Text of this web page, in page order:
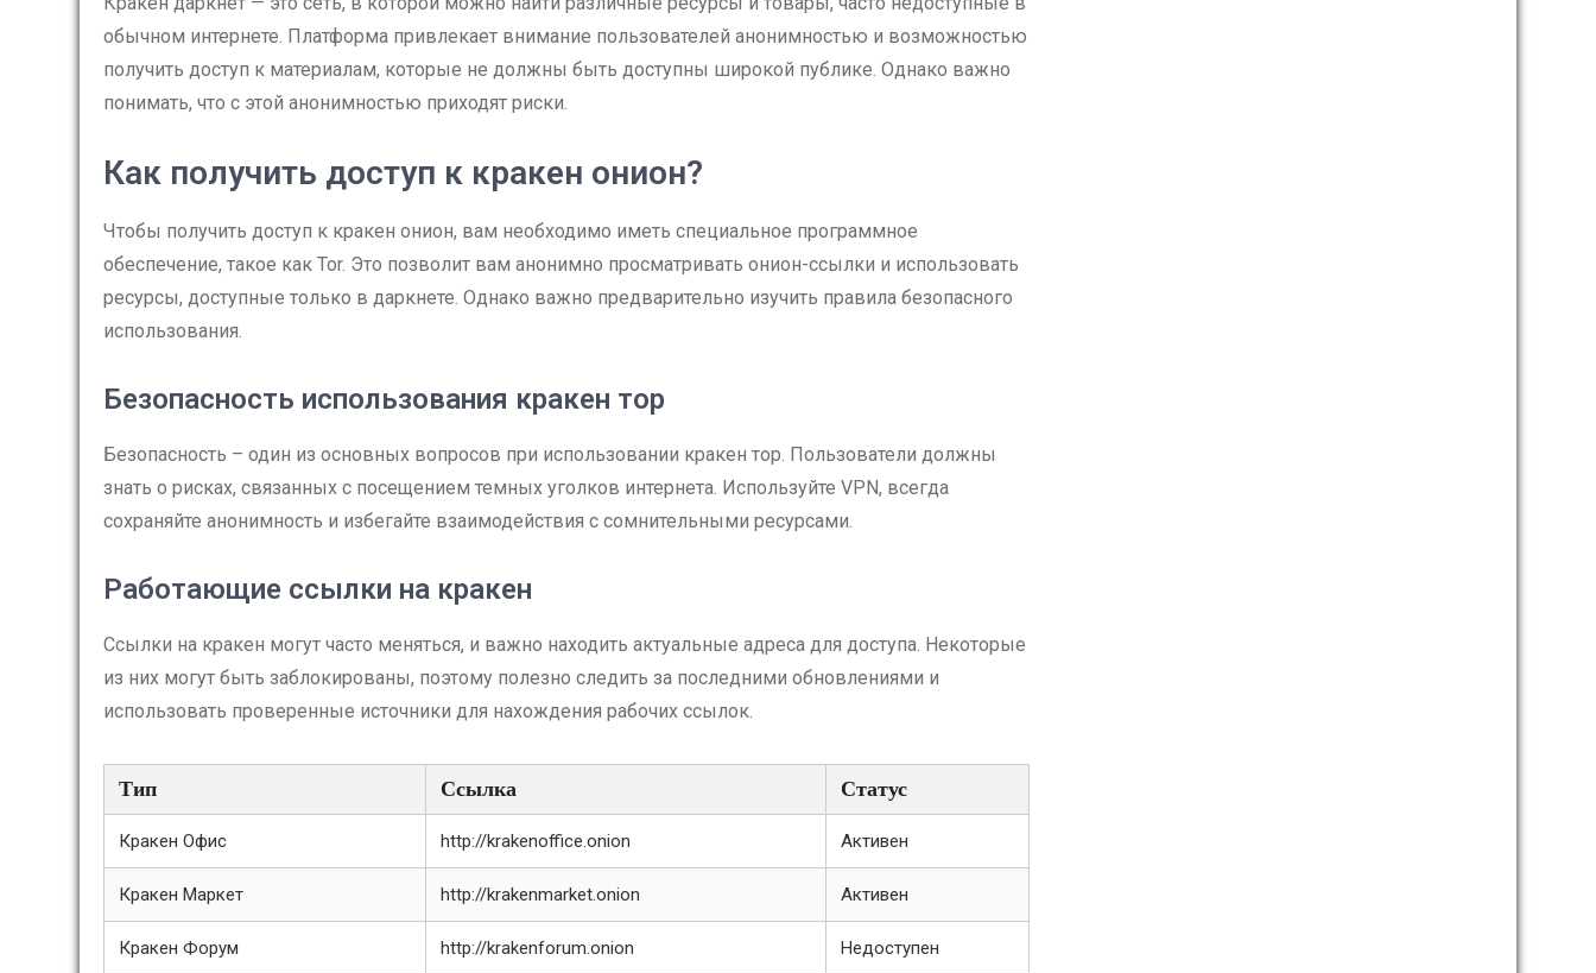
обычном интернете. Платформа привлекает внимание пользователей анонимностью и возможностью
получить доступ к материалам, которые не должны быть доступны широкой публике. Однако важно
понимать, что с этой анонимностью приходят риски.
Как получить доступ к кракен онион?
Чтобы получить доступ к кракен онион, вам необходимо иметь специальное программное
обеспечение, такое как Tor. Это позволит вам анонимно просматривать онион-ссылки и использовать
ресурсы, доступные только в даркнете. Однако важно предварительно изучить правила безопасного
использования.
Безопасность использования кракен тор
Безопасность – один из основных вопросов при использовании кракен тор. Пользователи должны
знать о рисках, связанных с посещением темных уголков интернета. Используйте VPN, всегда
сохраняйте анонимность и избегайте взаимодействия с сомнительными ресурсами.
Работающие ссылки на кракен
Ссылки на кракен могут часто меняться, и важно находить актуальные адреса для доступа. Некоторые
из них могут быть заблокированы, поэтому полезно следить за последними обновлениями и
использовать проверенные источники для нахождения рабочих ссылок.
Тип Ссылка Статус
Кракен Офис http://krakenoffice.onion Активен
Кракен Маркет http://krakenmarket.onion Активен
Кракен Форум http://krakenforum.onion Недоступен